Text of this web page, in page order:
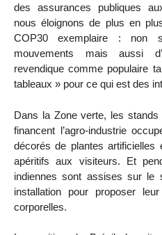
des assurances publiques
nous éloignons de plus en
COP30 exemplaire : non
mouvements mais aussi
revendique comme populaire
tableaux » pour ce qui est des
Dans la Zone verte, les
financent l’agro-industrie
décorés de plantes artificielles
apéritifs aux visiteurs. Et
indiennes sont assises sur le
installation pour proposer
corporelles.